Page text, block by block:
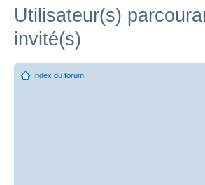
Utilisateur(s)
invité(s)
Index du forum